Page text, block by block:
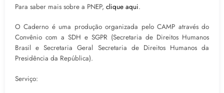
Para saber mais sobre a PNEP, clique aqui.
O Caderno é uma produção organizada pelo CAMP através do
Convênio com a SDH e SGPR (Secretaria de Direitos Humanos
Brasil e Secretaria Geral Secretaria de Direitos Humanos da
Presidência da República).
Serviço: